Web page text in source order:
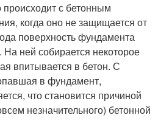
с бетонным
когда оно не защищается от
поверхность фундамента
ней собирается некоторое
впитывается в бетон. С
в фундамент,
что становится причиной
незначительного) бетонной